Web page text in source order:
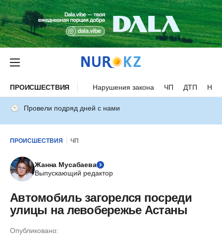
ПРОИСШЕСТВИЯ Нарушения закона ЧП ДТП
Провели подряд дней с нами
ПРОИСШЕСТВИЯ ЧП
Жанна Мусабаева
Выпускающий редактор
Автомобиль загорелся посреди
улицы на левобережье Астаны
Опубликовано: